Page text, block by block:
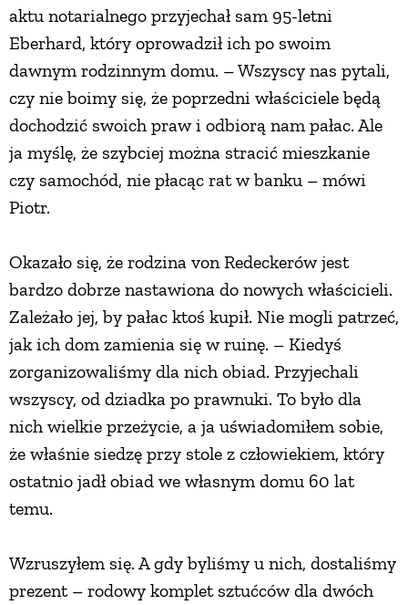
aktu notarialnego przyjechał sam 95-letni
Eberhard, który oprowadził ich po swoim
dawnym rodzinnym domu. – Wszyscy nas pytali,
czy nie boimy się, że poprzedni właściciele będą
dochodzić swoich praw i odbiorą nam pałac. Ale
ja myślę, że szybciej można stracić mieszkanie
czy samochód, nie płacąc rat w banku – mówi
Piotr.
Okazało się, że rodzina von Redeckerów jest
bardzo dobrze nastawiona do nowych właścicieli.
Zależało jej, by pałac ktoś kupił. Nie mogli patrzeć,
jak ich dom zamienia się w ruinę. – Kiedyś
zorganizowaliśmy dla nich obiad. Przyjechali
wszyscy, od dziadka po prawnuki. To było dla
nich wielkie przeżycie, a ja uświadomiłem sobie,
że właśnie siedzę przy stole z człowiekiem, który
ostatnio jadł obiad we własnym domu 60 lat
temu.
Wzruszyłem się. A gdy byliśmy u nich, dostaliśmy
prezent – rodowy komplet sztućców dla dwóch